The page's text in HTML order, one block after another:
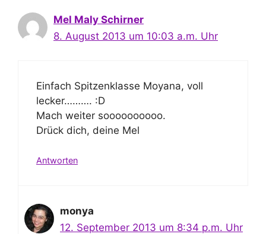
Mel Maly Schirner
8. August 2013 um 10:03 a.m. Uhr
Einfach Spitzenklasse Moyana, voll
lecker………. :D
Mach weiter soooooooooo.
Drück dich, deine Mel
Antworten
monya
12. September 2013 um 8:34 p.m. Uhr